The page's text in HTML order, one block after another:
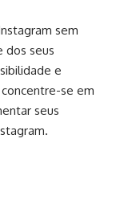
sem
dos seus
e
se em
seus